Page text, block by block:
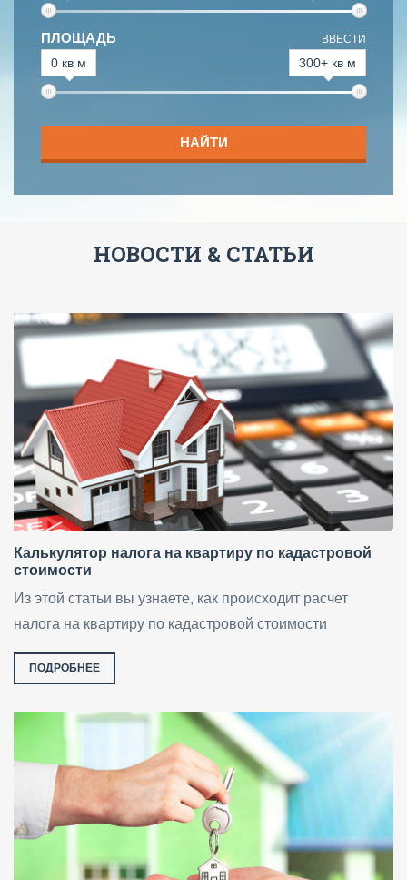
ВВЕСТИ
ПЛОЩАДЬ
0 кв м 300+ кв м
НАЙТИ
НОВОСТИ & СТАТЬИ
Калькулятор налога на квартиру по кадастровой
стоимости
Из этой статьи вы узнаете, как происходит расчет
налога на квартиру по кадастровой стоимости
ПОДРОБНЕЕ